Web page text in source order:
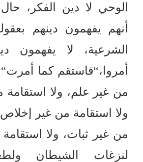
الوحي لا دين الفكر،
أنهم يفهمون دينهم
الشرعية، لا يفهمون
أمروا،“فاستقم كما أمرت“
من غير علم، ولا
ولا استقامة من غير
من غير ثبات، ولا استقامة
لنزغات الشيطان